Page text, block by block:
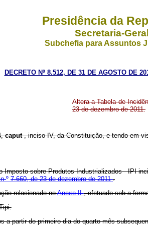
Presidência da
Secretaria-Geral
Subchefia para Assuntos
DECRETO Nº 8.512, DE 31 DE AGOSTO DE
Altera a Tabela de
23 de dezembro de 2011.
caput, inciso IV, da Constituição, e tendo em
Imposto sobre Produtos Industrializados - IPI
nº 7.660, de 23 de dezembro de 2011.
relacionado noAnexo II, efetuado sob a
partir do primeiro dia do quarto mês